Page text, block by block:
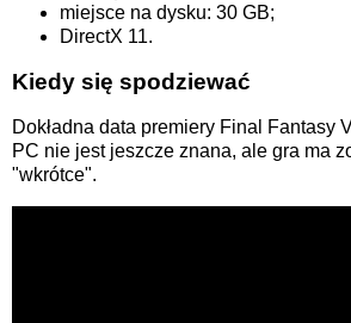
miejsce na dysku: 30 GB;
DirectX 11.
Kiedy się spodziewać
Dokładna data premiery Final Fantasy
PC nie jest jeszcze znana, ale gra ma
"wkrótce".